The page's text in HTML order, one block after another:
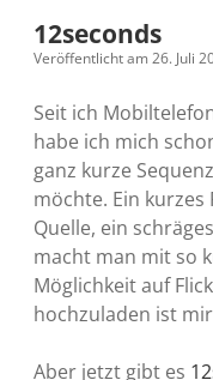
12seconds
Veröffentlicht am 26. Juli
Seit ich
habe ich mich
ganz kurze
möchte. Ein
Quelle, ein
macht man mit so
Möglichkeit auf
hochzuladen ist
Aber jetzt gibt es